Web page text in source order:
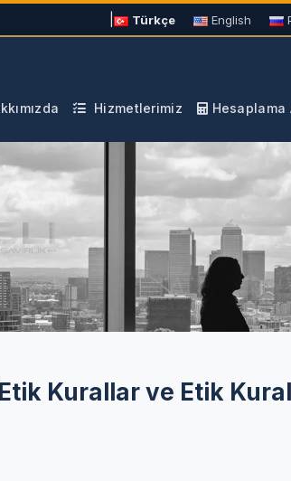
Türkçe English
Hizmetlerimiz Hesaplama
Kurallar ve Etik